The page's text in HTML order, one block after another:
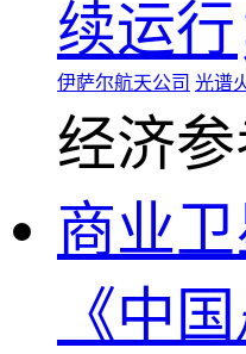
续运
伊萨尔航天公司 光谱
经济
商业
《中国